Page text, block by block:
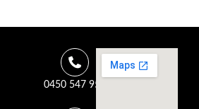
0450 547 953